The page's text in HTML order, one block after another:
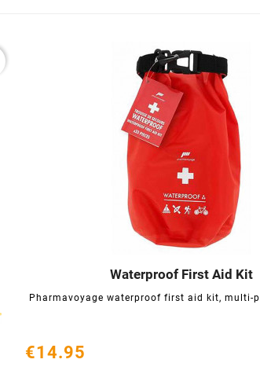
Waterproof First Aid Kit
Pharmavoyage waterproof first aid kit, multi-
   
€14.95